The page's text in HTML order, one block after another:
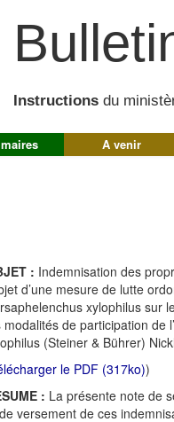
Instructions du
A venir
: Indemnisation des
d’une mesure de lutte
xylophilus sur
modalités de participation de
(Steiner & Bührer)
le PDF (317ko))
: La présente note de
versement de ces